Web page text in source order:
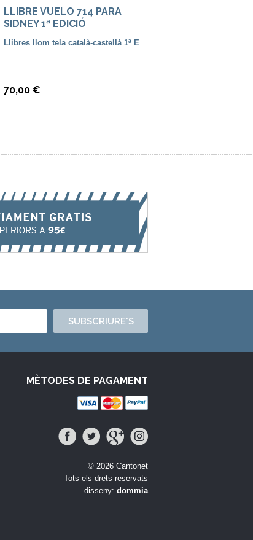
LLIBRE VUELO 714 PARA
SIDNEY 1ª EDICIÓ
Llibres llom tela català-castellà 1ª Edició
70,00 €
SUBSCRIURE'S
MÈTODES DE PAGAMENT
© 2026 Cantonet
Tots els drets reservats
disseny: dommia